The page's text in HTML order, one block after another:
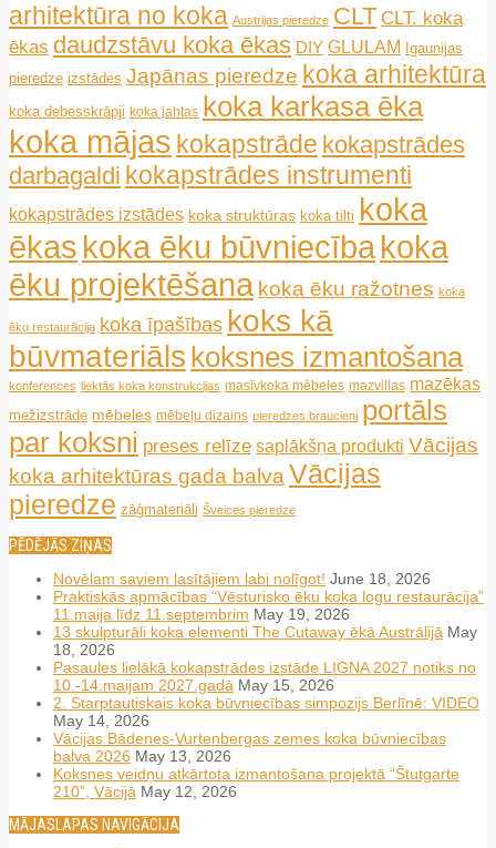
arhitektūra no koka Austrijas pieredze CLT CLT. koka
ēkas daudzstāvu koka ēkas DIY GLULAM
Igaunijas
pieredze izstādes Japānas pieredze koka arhitektūra
koka debesskrāpji koka jahtas koka karkasa ēka
koka mājas kokapstrāde kokapstrādes
darbagaldi kokapstrādes instrumenti
kokapstrādes izstādes koka struktūras koka tilti koka
ēkas koka ēku būvniecībakoka
ēku projektēšana koka ēku ražotnes koka
ēku restaurācija koka īpašības koks kā
būvmateriāls koksnes izmantošana
konferences liektās koka konstrukcijas masīvkoka mēbeles mazvillas mazēkas
mežizstrāde mēbeles mēbeļu dizains pieredzes braucieni portāls
par koksni preses relīze saplākšņa produkti Vācijas
koka arhitektūras gada balvaVācijas
pieredze zāģmateriāli Šveices pieredze
PĒDĒJĀS ZIŅAS
Novēlam saviem lasītājiem labi nolīgot! June 18, 2026
Praktiskās apmācības “Vēsturisko ēku koka logu restaurācija”
11.maija līdz 11.septembrim May 19, 2026
13 skulpturāli koka elementi The Cutaway ēkā Austrālijā May
18, 2026
Pasaules lielākā kokapstrādes izstāde LIGNA 2027 notiks no
10.-14.maijam 2027.gadā May 15, 2026
2. Starptautiskais koka būvniecības simpozijs Berlīnē: VIDEO
May 14, 2026
Vācijas Bādenes-Vurtenbergas zemes koka būvniecības
balva 2026 May 13, 2026
Koksnes veidņu atkārtota izmantošana projektā “Štutgarte
210”, Vācijā May 12, 2026
MĀJASLAPAS NAVIGĀCIJA